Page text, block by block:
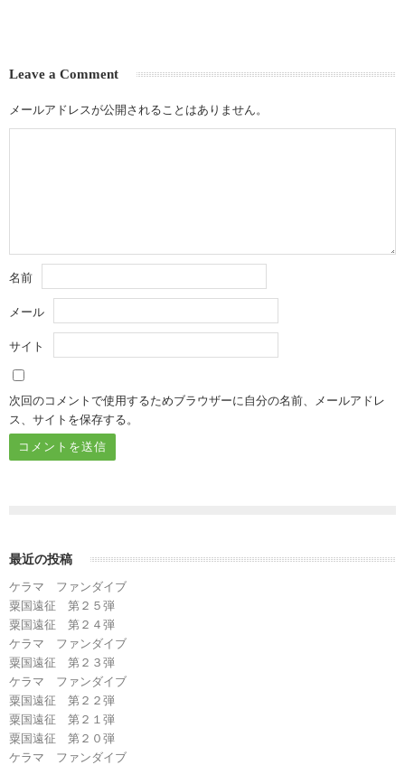
Leave a Comment
メールアドレスが公開されることはありません。
名前
メール
サイト
次回のコメントで使用するためブラウザーに自分の名前、メールアドレ
ス、サイトを保存する。
最近の投稿
ケラマ ファンダイブ
粟国遠征 第２５弾
粟国遠征 第２４弾
ケラマ ファンダイブ
粟国遠征 第２３弾
ケラマ ファンダイブ
粟国遠征 第２２弾
粟国遠征 第２１弾
粟国遠征 第２０弾
ケラマ ファンダイブ